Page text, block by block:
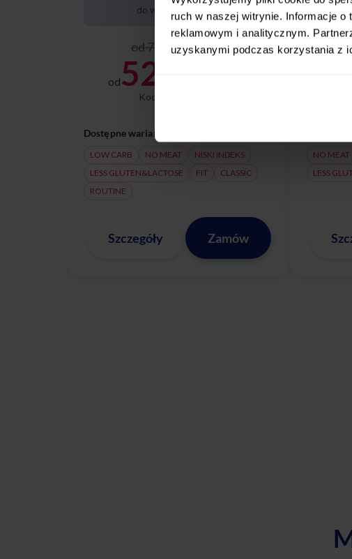
ruch w naszej witrynie. Informacje
reklamowym i analitycznym.
uzyskanymi podczas korzystania z
do wyboru dziennie
od 75,00 zł / dzień
od52,50
Kod:
Dostępne warianty:
LOW CARB NO MEAT
NISKI INDEKS
LESS GLUTEN&LACTOSE
FIT
CLASSIC
ROUTINE
Szczegóły Zamów
NO MEAT
LESS